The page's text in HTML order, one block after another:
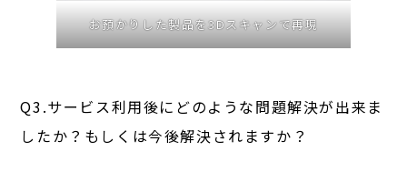
お預かりした製品を3Dスキャンで再現
Q3.サービス利用後にどのような問題解決が出来ま
したか？もしくは今後解決されますか？